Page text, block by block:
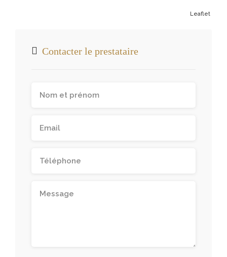
Leaflet
Contacter le prestataire